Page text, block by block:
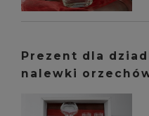
Prezent dla
nalewki